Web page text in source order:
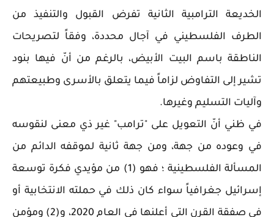
الخديعة الترامبية الثانية تفرض القبول والتنفيذ من
الطرف الفلسطيني في آجال محددة، وفقاً لتصريحات
الناطقة باسم البيت الأبيض، بالرغم من أنّ فيها بنود
تشير إلى التفاوض لزاماً فيما يتعلق بالأسرى وطبيعتهم
وآليات التسليم وغيرها.
في ظني أنّ التعويل على "ترامب" غير ذي معنى لنقوسه
في وعوده من جهة، ومن جهة ثانية لموقفه الدائم من
المسألة الفلسطينية ؛ فهو (1) من مؤيدي فكرة توسعة
إسرائيل جغرافياً سواء كان ذلك في حملته الانتخابية أو
في صفقة القرن التي أعلنها في العام 2020، و(2) ومؤمن